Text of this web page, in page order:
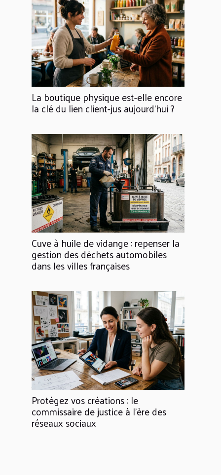
La boutique physique est-elle encore
la clé du lien client-jus aujourd'hui ?
Cuve à huile de vidange : repenser la
gestion des déchets automobiles
dans les villes françaises
Protégez vos créations : le
commissaire de justice à l’ère des
réseaux sociaux